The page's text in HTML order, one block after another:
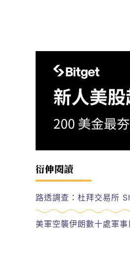
衍伸閱讀
路透調查：杜拜交易所
美軍空襲伊朗數十處軍